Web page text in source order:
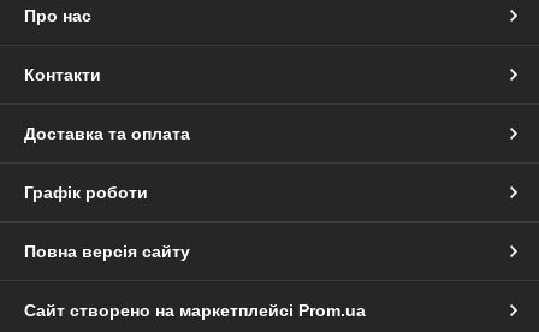
Про нас
Контакти
Доставка та оплата
Графік роботи
Повна версія сайту
Сайт створено на маркетплейсі Prom.ua